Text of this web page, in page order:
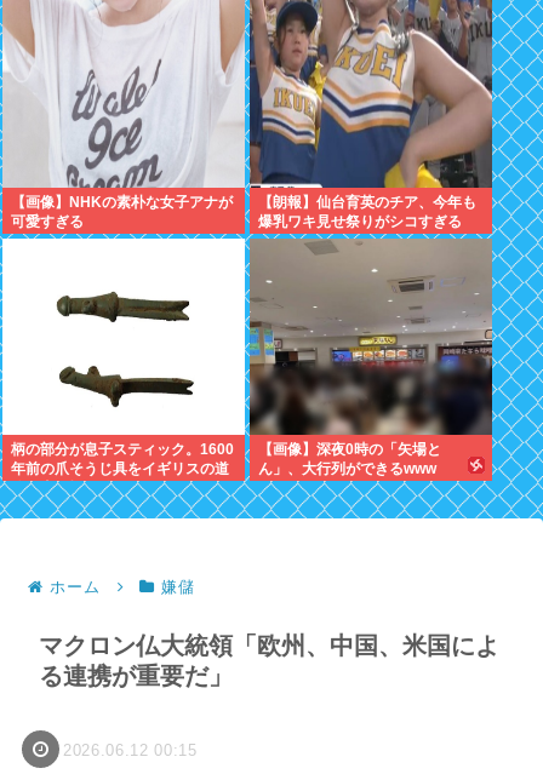
【画像】NHKの素朴な女子アナが
可愛すぎる
【朗報】仙台育英のチア、今年も
爆乳ワキ見せ祭りがシコすぎる
柄の部分が息子スティック。1600
年前の爪そうじ具をイギリスの道
路工事現場で発見
【画像】深夜0時の「矢場と
ん」、大行列ができるwww
ホーム 嫌儲
マクロン仏大統領「欧州、中国、米国によ
る連携が重要だ」
2026.06.12 00:15